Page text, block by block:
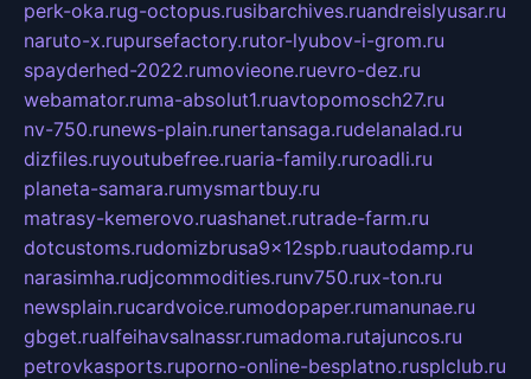
perk-oka.rug-octopus.rusibarchives.ruandreislyusar.ru
naruto-x.rupursefactory.rutor-lyubov-i-grom.ru
spayderhed-2022.rumovieone.ruevro-dez.ru
webamator.ruma-absolut1.ruavtopomosch27.ru
nv-750.runews-plain.runertansaga.rudelanalad.ru
dizfiles.ruyoutubefree.ruaria-family.ruroadli.ru
planeta-samara.rumysmartbuy.ru
matrasy-kemerovo.ruashanet.rutrade-farm.ru
dotcustoms.rudomizbrusa9x12spb.ruautodamp.ru
narasimha.rudjcommodities.runv750.rux-ton.ru
newsplain.rucardvoice.rumodopaper.rumanunae.ru
gbget.rualfeihavsalnassr.rumadoma.rutajuncos.ru
petrovkasports.ruporno-online-besplatno.rusplclub.ru